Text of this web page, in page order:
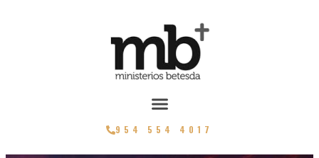
954 554 4017